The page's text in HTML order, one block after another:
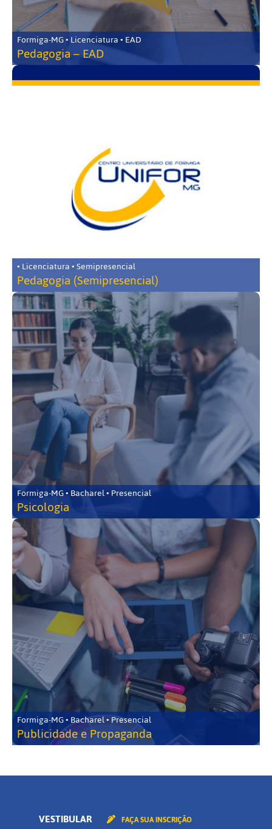
Formiga-MG • Licenciatura • EAD
Pedagogia – EAD
• Licenciatura • Semipresencial
Pedagogia (Semipresencial)
Formiga-MG • Bacharel • Presencial
Psicologia
Formiga-MG • Bacharel • Presencial
Publicidade e Propaganda
VESTIBULAR FAÇA SUA INSCRIÇÃO